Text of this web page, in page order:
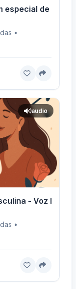
especial de
•
audio
- Voz
•